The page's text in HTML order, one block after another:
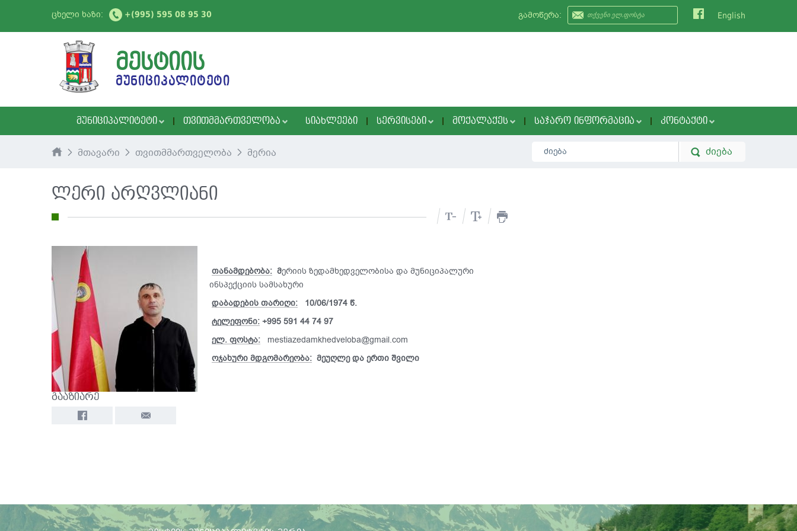
ცხელი ხაზი: +(995) 595 08 95 30 გამოწერა: English
ᲛᲔᲡᲢᲘᲘᲡ
ᲛᲣᲜᲘᲪᲘᲞᲐᲚᲘᲢᲔᲢᲘ
ᲛᲣᲜᲘᲪᲘᲞᲐᲚᲘᲢᲔᲢᲘ ᲗᲕᲘᲗᲛᲛᲐᲠᲗᲕᲔᲚᲝᲑᲐ ᲡᲘᲐᲮᲚᲔᲔᲑᲘ ᲡᲔᲠᲕᲘᲡᲔᲑᲘ ᲛᲝᲥᲐᲚᲐᲥᲔᲡ ᲡᲐᲯᲐᲠᲝ ᲘᲜᲤᲝᲠᲛᲐᲪᲘᲐ ᲙᲝᲜᲢᲐᲥᲢᲘ
მთავარი თვითმმართველობა მერია
ლერი არღვლიანი
თანამდებობა: მერიის ზედამხედველობისა და მუნიციპალური
ინსპექციის სამსახური
დაბადების თარიღი: 10/06/1974 წ.
ტელეფონი: +995 591 44 74 97
ელ. ფოსტა:
mestiazedamkhedveloba@gmail.com
ოჯახური მდგომარეობა: მეუღლე და ერთი შვილი
გააზიარე